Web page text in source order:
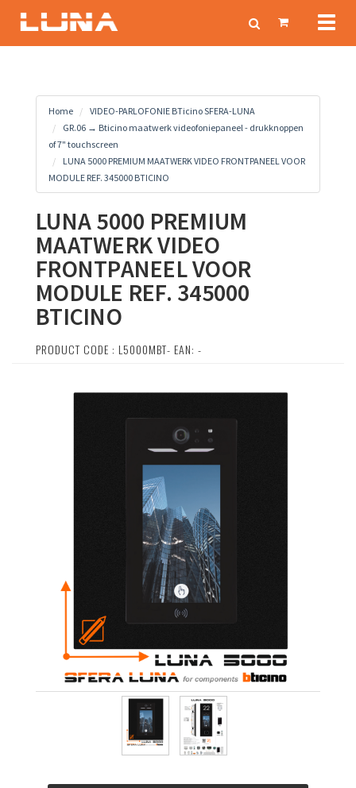
Home
VIDEO-PARLOFONIE BTicino SFERA-LUNA
GR.06 → Bticino maatwerk videofoniepaneel - drukknoppen
of 7" touchscreen
LUNA 5000 PREMIUM MAATWERK VIDEO FRONTPANEEL VOOR
MODULE REF. 345000 BTICINO
LUNA 5000 PREMIUM
MAATWERK VIDEO
FRONTPANEEL VOOR
MODULE REF. 345000
BTICINO
PRODUCT CODE : L5000MBT- EAN: -